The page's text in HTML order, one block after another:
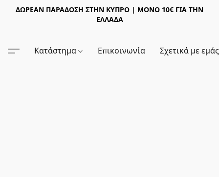
ΔΩΡΕΑΝ ΠΑΡΑΔΟΣΗ ΣΤΗΝ ΚΥΠΡΟ | ΜΟΝΟ 10€ ΓΙΑ ΤΗΝ
ΕΛΛΑΔΑ
Κατάστημα Επικοινωνία Σχετικά με εμάς